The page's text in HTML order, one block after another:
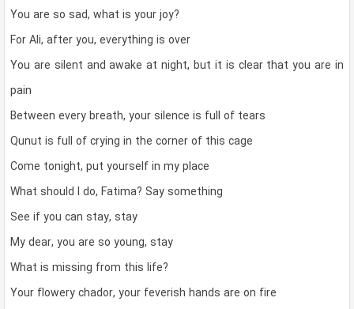
You are so sad, what is your joy?
For Ali, after you, everything is over
You are silent and awake at night, but it is clear that you are in
pain
Between every breath, your silence is full of tears
Qunut is full of crying in the corner of this cage
Come tonight, put yourself in my place
What should I do, Fatima? Say something
See if you can stay, stay
My dear, you are so young, stay
What is missing from this life?
Your flowery chador, your feverish hands are on fire